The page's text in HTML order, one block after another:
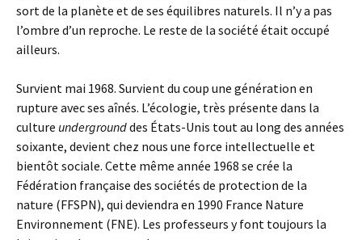
sort de la planète et de ses équilibres naturels. Il n’y a pas
l’ombre d’un reproche. Le reste de la société était occupé
ailleurs.
Survient mai 1968. Survient du coup une génération en
rupture avec ses aînés. L’écologie, très présente dans la
culture undergrounddes États-Unis tout au long des années
soixante, devient chez nous une force intellectuelle et
bientôt sociale. Cette même année 1968 se crée la
Fédération française des sociétés de protection de la
nature (FFSPN), qui deviendra en 1990 France Nature
Environnement (FNE). Les professeurs y font toujours la